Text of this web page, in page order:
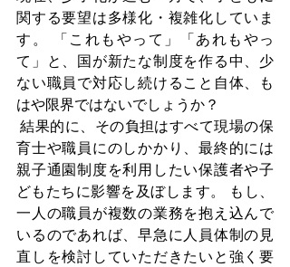
関する要望は多様化・複雑化していま
す。 「これもやって」「あれもやっ
て」と、国が新たな制度を作る中、少
ない職員で対応し続けること自体、も
はや限界ではないでしょうか？
結果的に、その負担はすべて現場の保
育士や職員にのしかかり、最終的には
親子通園制度を利用したい保護者や子
どもたちに影響を及ぼします。 もし、
一人の職員が複数の業務を抱え込んで
いるのであれば、早急に人員体制の見
直しを検討していただきたいと強く要